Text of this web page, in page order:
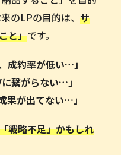
のLPの目的は、サ
と」です。
成約率が低い…」
繋がらない…」
果が出てない…」
戦略不足」かもしれ